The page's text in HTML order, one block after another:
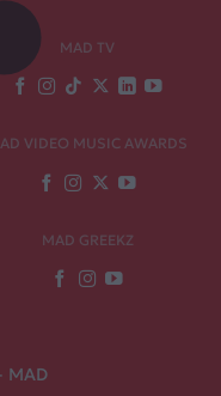
MAD TV
VIDEO MUSIC AWARDS
MAD GREEKZ
MAD